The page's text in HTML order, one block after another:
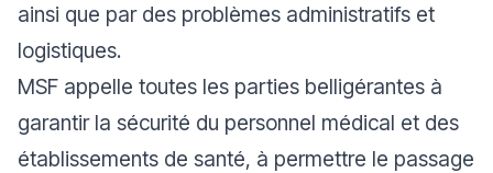
ainsi que par des problèmes administratifs et
logistiques.
MSF appelle toutes les parties belligérantes à
garantir la sécurité du personnel médical et des
établissements de santé, à permettre le passage